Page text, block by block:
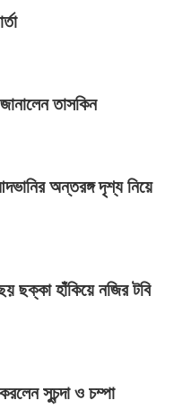
তাসকিন
অন্তরঙ্গ দৃশ্য নিয়ে
ছক্কা হাঁকিয়ে নজির টবি
সুচন্দা ও চম্পা